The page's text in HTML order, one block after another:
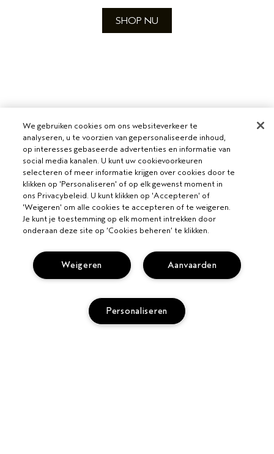
SHOP NU
VOOR PROFESSIONALS
WORD EEN AVEDA SALON
We gebruiken cookies om ons websiteverkeer te
analyseren, u te voorzien van gepersonaliseerde inhoud,
op interesses gebaseerde advertenties en informatie van
social media kanalen. U kunt uw cookievoorkeuren
selecteren of meer informatie krijgen over cookies door te
klikken op 'Personaliseren' of op elk gewenst moment in
ons Privacybeleid. U kunt klikken op 'Accepteren' of
'Weigeren' om alle cookies te accepteren of te weigeren.
Je kunt je toestemming op elk moment intrekken door
onderaan deze site op ‘Cookies beheren’ te klikken.
Aanvaarden
Weigeren
Personaliseren